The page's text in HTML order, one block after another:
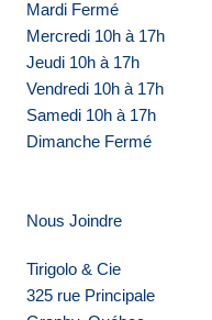
Mardi Fermé
Mercredi 10h à 17h
Jeudi 10h à 17h
Vendredi 10h à 17h
Samedi 10h à 17h
Dimanche Fermé
Nous Joindre
Tirigolo & Cie
325 rue Principale